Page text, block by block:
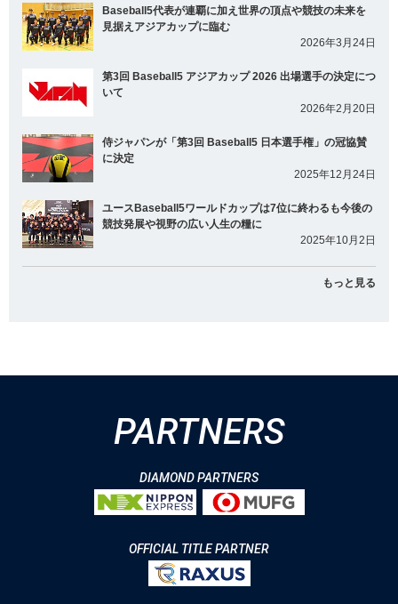
Baseball5代表が連覇に加え世界の頂点や競技の未来を
見据えアジアカップに臨む
2026年3月24日
第3回 Baseball5 アジアカップ 2026 出場選手の決定につ
いて
2026年2月20日
侍ジャパンが「第3回 Baseball5 日本選手権」の冠協賛
に決定
2025年12月24日
ユースBaseball5ワールドカップは7位に終わるも今後の
競技発展や視野の広い人生の糧に
2025年10月2日
もっと見る
PARTNERS
DIAMOND PARTNERS
OFFICIAL TITLE PARTNER